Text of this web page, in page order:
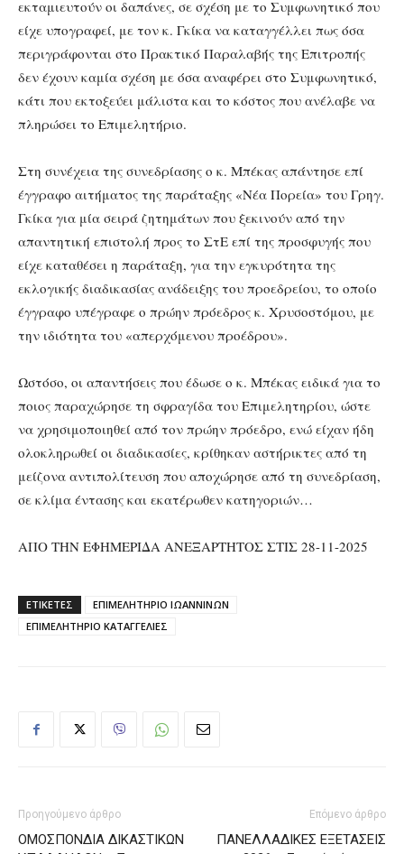
εκταμιευτούν οι δαπάνες, σε σχέση με το Συμφωνητικό που
είχε υπογραφεί, με τον κ. Γκίκα να καταγγέλλει πως όσα
περιγράφονται στο Πρακτικό Παραλαβής της Επιτροπής
δεν έχουν καμία σχέση με όσα αναφέρει στο Συμφωνητικό,
κάτι που εκτοξεύει μάλιστα και το κόστος που ανέλαβε να
πληρώσει το Επιμελητήριο.
Στη συνέχεια της συνεδρίασης ο κ. Μπέκας απάντησε επί
έγγραφο αιτήματος της παράταξης «Νέα Πορεία» του Γρηγ.
Γκίκα για μία σειρά ζητημάτων που ξεκινούν από την
απαντητική επιστολή προς το ΣτΕ επί της προσφυγής που
είχε καταθέσει η παράταξη, για την εγκυρότητα της
εκλογικής διαδικασίας ανάδειξης του προεδρείου, το οποίο
έγγραφο υπέγραφε ο πρώην πρόεδρος κ. Χρυσοστόμου, με
την ιδιότητα του «απερχόμενου προέδρου».
Ωστόσο, οι απαντήσεις που έδωσε ο κ. Μπέκας ειδικά για το
ποιος παραχώρησε τη σφραγίδα του Επιμελητηρίου, ώστε
να χρησιμοποιηθεί από τον πρώην πρόεδρο, ενώ είχαν ήδη
ολοκληρωθεί οι διαδικασίες, κρίθηκαν αστήρικτες από τη
μείζονα αντιπολίτευση που αποχώρησε από τη συνεδρίαση,
σε κλίμα έντασης και εκατέρωθεν κατηγοριών…
ΑΠΟ ΤΗΝ ΕΦΗΜΕΡΙΔΑ ΑΝΕΞΑΡΤΗΤΟΣ ΣΤΙΣ 28-11-2025
ΕΤΙΚΕΤΕΣ
ΕΠΙΜΕΛΗΤΗΡΙΟ ΙΩΑΝΝΙΝΩΝ
ΕΠΙΜΕΛΗΤΗΡΙΟ ΚΑΤΑΓΓΕΛΙΕΣ
Προηγούμενο άρθρο
ΟΜΟΣΠΟΝΔΙΑ ΔΙΚΑΣΤΙΚΩΝ
Επόμενο άρθρο
ΠΑΝΕΛΛΑΔΙΚΕΣ ΕΞΕΤΑΣΕΙΣ